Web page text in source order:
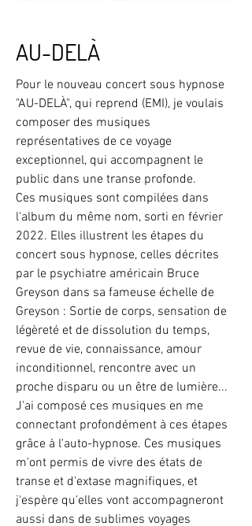
AU-DELÀ
Pour le nouveau concert sous hypnose
"AU-DELÀ", qui reprend (EMI), je voulais
composer des musiques
représentatives de ce voyage
exceptionnel, qui accompagnent le
public dans une transe profonde.
Ces musiques sont compilées dans
l'album du même nom, sorti en février
2022. Elles illustrent les étapes du
concert sous hypnose, celles décrites
par le psychiatre américain Bruce
Greyson dans sa fameuse échelle de
Greyson : Sortie de corps, sensation de
légèreté et de dissolution du temps,
revue de vie, connaissance, amour
inconditionnel, rencontre avec un
proche disparu ou un être de lumière...
J'ai composé ces musiques en me
connectant profondément à ces étapes
grâce à l'auto-hypnose. Ces musiques
m'ont permis de vivre des états de
transe et d'extase magnifiques, et
j'espère qu'elles vont accompagneront
aussi dans de sublimes voyages